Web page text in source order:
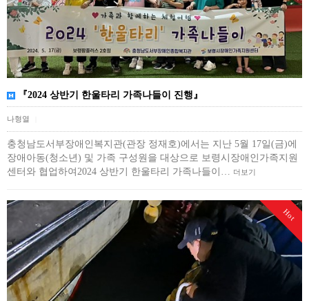
『2024 상반기 한울타리 가족나들이 진행』
나형열
충청남도서부장애인복지관(관장 정재호)에서는 지난 5월 17일(금)에
장애아동(청소년) 및 가족 구성원을 대상으로 보령시장애인가족지원
센터와 협업하여2024 상반기 한울타리 가족나들이… 더보기
Hot